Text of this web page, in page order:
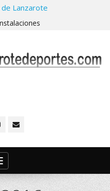
de Lanzarote